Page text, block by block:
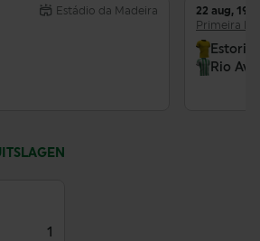
Estádio da Madeira
22 aug,
Primeira
Estoril
Rio Ave
1